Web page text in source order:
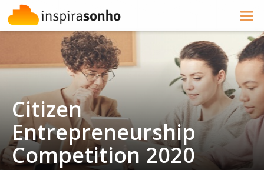
Citizen
Entrepreneurship
Competition 2020